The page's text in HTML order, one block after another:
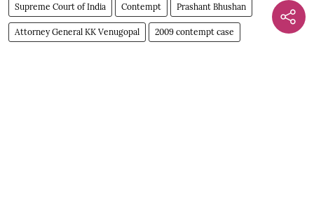
Supreme Court of India Contempt Prashant Bhushan
Attorney General KK Venugopal 2009 contempt case